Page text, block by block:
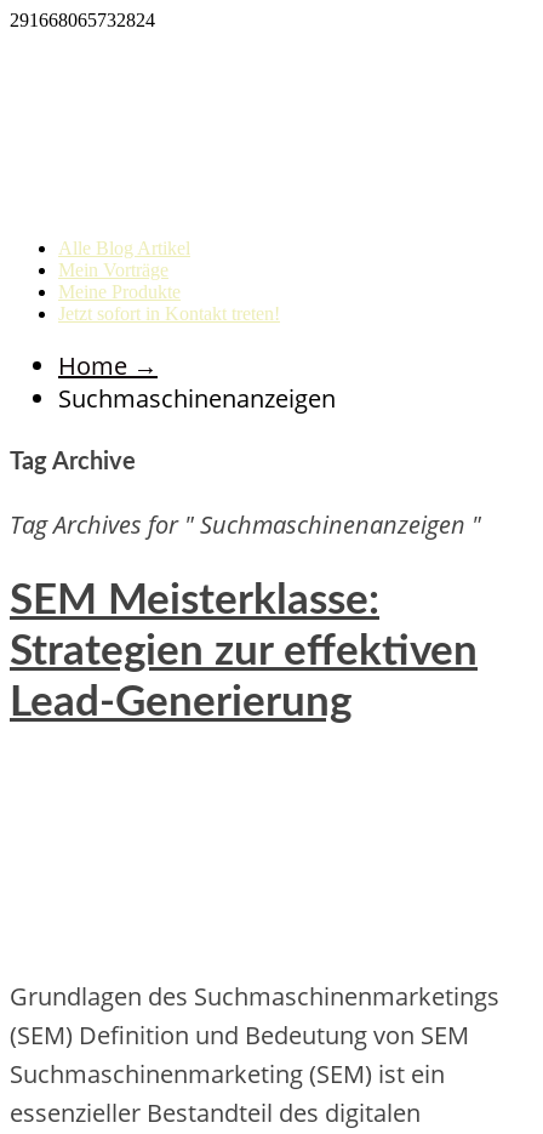
291668065732824
Alle Blog Artikel
Mein Vorträge
Meine Produkte
Jetzt sofort in Kontakt treten!
Home →
Suchmaschinenanzeigen
Tag Archive
Tag Archives for " Suchmaschinenanzeigen "
SEM Meisterklasse:
Strategien zur effektiven
Lead-Generierung
Grundlagen des Suchmaschinenmarketings
(SEM) Definition und Bedeutung von SEM
Suchmaschinenmarketing (SEM) ist ein
essenzieller Bestandteil des digitalen